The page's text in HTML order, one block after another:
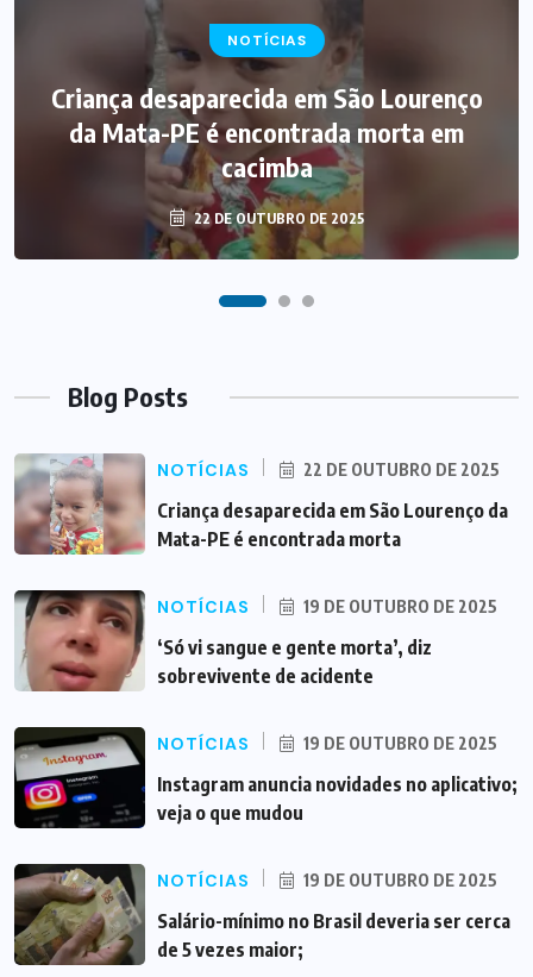
NOTÍCIAS
Criança desaparecida em São Lourenço
da Mata-PE é encontrada morta em
cacimba
22 DE OUTUBRO DE 2025
NOTÍCIAS
‘Só vi sangue e gente morta’, diz
sobrevivente de acidente de ônibus em
PE
19 DE OUTUBRO DE 2025
Blog Posts
NOTÍCIAS 22 DE OUTUBRO DE 2025
Criança desaparecida em São Lourenço da
Mata-PE é encontrada morta
NOTÍCIAS 19 DE OUTUBRO DE 2025
‘Só vi sangue e gente morta’, diz
sobrevivente de acidente
NOTÍCIAS 19 DE OUTUBRO DE 2025
Instagram anuncia novidades no aplicativo;
veja o que mudou
NOTÍCIAS 19 DE OUTUBRO DE 2025
Salário-mínimo no Brasil deveria ser cerca
de 5 vezes maior;